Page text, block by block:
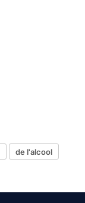
de l'alcool